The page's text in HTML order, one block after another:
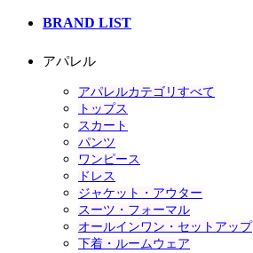
BRAND LIST
アパレル
アパレルカテゴリすべて
トップス
スカート
パンツ
ワンピース
ドレス
ジャケット・アウター
スーツ・フォーマル
オールインワン・セットアップ
下着・ルームウェア